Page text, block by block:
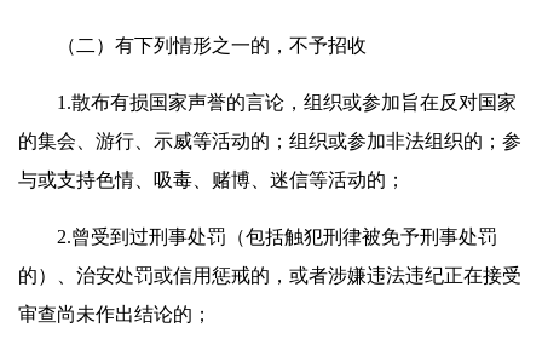
（二）有下列情形之一的，不予招收
1.散布有损国家声誉的言论，组织或参加旨在反对国家
的集会、游行、示威等活动的；组织或参加非法组织的；参
与或支持色情、吸毒、赌博、迷信等活动的；
2.曾受到过刑事处罚（包括触犯刑律被免予刑事处罚
的）、治安处罚或信用惩戒的，或者涉嫌违法违纪正在接受
审查尚未作出结论的；